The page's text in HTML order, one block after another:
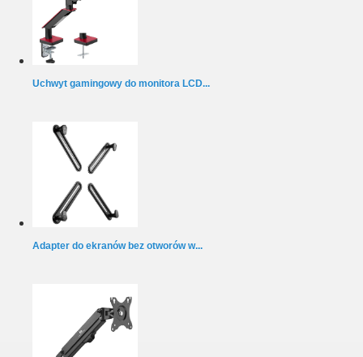
Uchwyt gamingowy do monitora LCD...
Adapter do ekranów bez otworów w...